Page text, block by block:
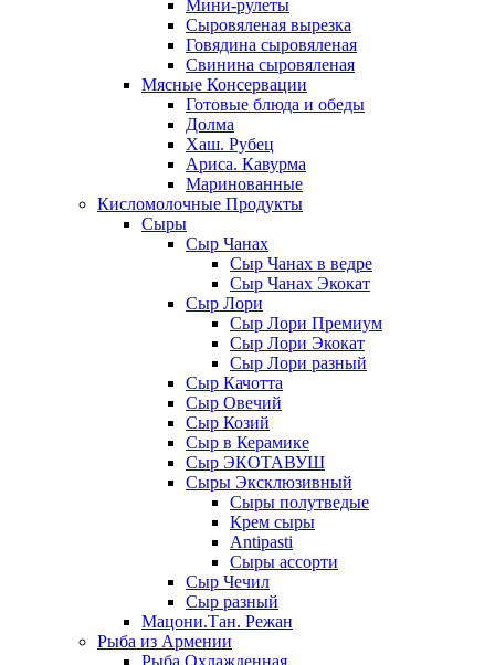
Мини-рулеты
Сыровяленая вырезка
Говядина сыровяленая
Свинина сыровяленая
Мясные Консервации
Готовые блюда и обеды
Долма
Хаш. Рубец
Ариса. Кавурма
Маринованные
Кисломолочные Продукты
Сыры
Сыр Чанах
Сыр Чанах в ведре
Сыр Чанах Экокат
Сыр Лори
Сыр Лори Премиум
Сыр Лори Экокат
Сыр Лори разный
Сыр Качотта
Сыр Овечий
Сыр Козий
Сыр в Керамике
Сыр ЭКОТАВУШ
Сыры Эксклюзивный
Сыры полутведые
Крем сыры
Antipasti
Сыры ассорти
Сыр Чечил
Сыр разный
Мацони.Тан. Режан
Рыба из Армении
Рыба Охлажденная